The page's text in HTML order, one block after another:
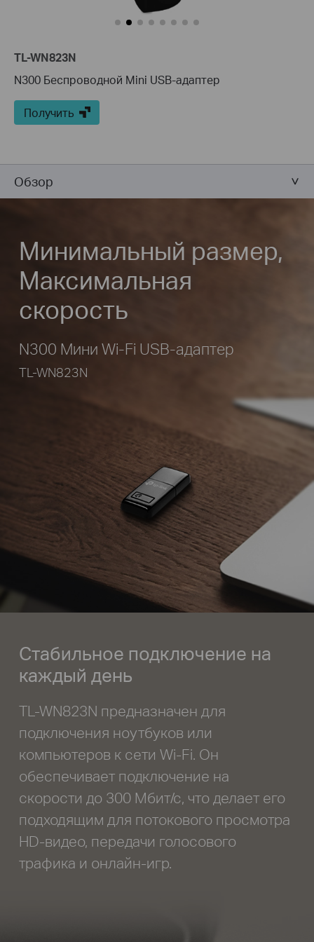
TL-WN823N
N300 Беспроводной Mini USB-адаптер
Получить
Обзор
Минимальный размер,
Максимальная
скорость
N300 Мини Wi-Fi USB-адаптер
TL-WN823N
Стабильное подключение на
каждый день
TL-WN823N предназначен для
подключения ноутбуков или
компьютеров к сети Wi-Fi. Он
обеспечивает подключение на
скорости до 300 Мбит/с, что делает его
подходящим для потокового просмотра
HD-видео, передачи голосового
трафика и онлайн-игр.